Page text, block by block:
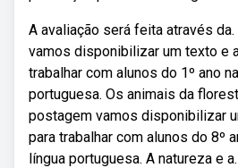
A avaliação será feita através
vamos disponibilizar um texto e
trabalhar com alunos do 1º ano
portuguesa. Os animais da
postagem vamos disponibilizar
para trabalhar com alunos do 8º
língua portuguesa. A natureza e a.